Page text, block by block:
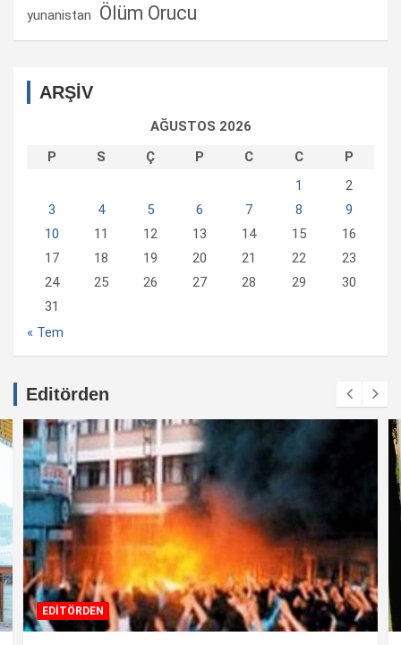
yunanistan
Ölüm Orucu
ARŞİV
AĞUSTOS 2026
P
S Ç P C C
P
1
2
3
4 5 6 7 8
9
10
11 12 13 14 15
16
17
18 19 20 21 22
23
24
25 26 27 28 29
30
31
« Tem
Editörden
EDİTÖRDEN